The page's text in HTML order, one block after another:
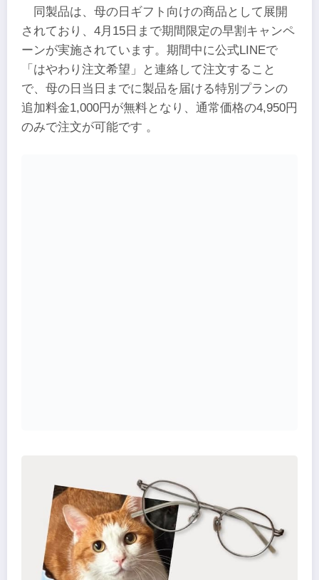
同製品は、母の日ギフト向けの商品として展開
されており、4月15日まで期間限定の早割キャンペ
ーンが実施されています。期間中に公式LINEで
「はやわり注文希望」と連絡して注文すること
で、母の日当日までに製品を届ける特別プランの
追加料金1,000円が無料となり、通常価格の4,950円
のみで注文が可能です 。